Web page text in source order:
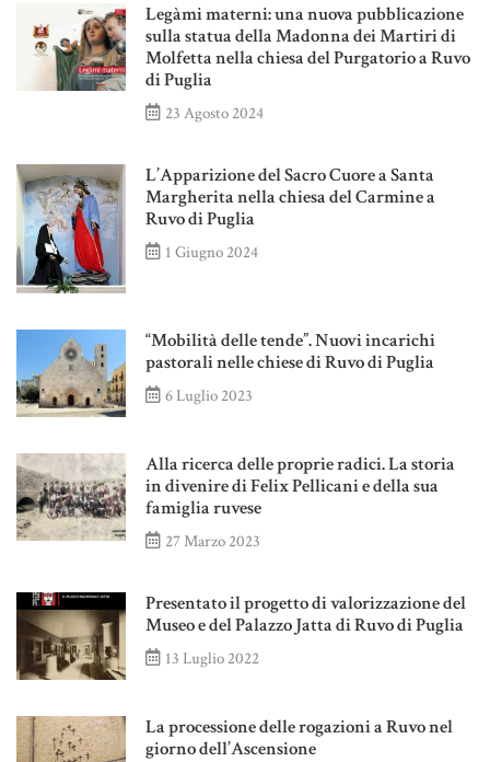
Legàmi materni: una nuova pubblicazione
sulla statua della Madonna dei Martiri di
Molfetta nella chiesa del Purgatorio a Ruvo
di Puglia
23 Agosto 2024
L’Apparizione del Sacro Cuore a Santa
Margherita nella chiesa del Carmine a
Ruvo di Puglia
1 Giugno 2024
“Mobilità delle tende”. Nuovi incarichi
pastorali nelle chiese di Ruvo di Puglia
6 Luglio 2023
Alla ricerca delle proprie radici. La storia
in divenire di Felix Pellicani e della sua
famiglia ruvese
27 Marzo 2023
Presentato il progetto di valorizzazione del
Museo e del Palazzo Jatta di Ruvo di Puglia
13 Luglio 2022
La processione delle rogazioni a Ruvo nel
giorno dell’Ascensione